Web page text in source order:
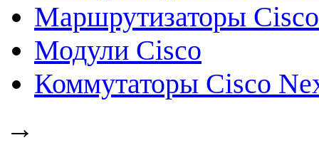
Маршрутизаторы Cisco
Модули Cisco
Коммутаторы Cisco
→